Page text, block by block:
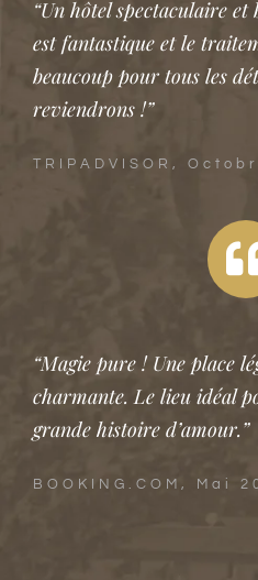
“Un hôtel spectaculaire
est fantastique et le
beaucoup pour tous les
reviendrons !”
TRIPADVISOR,
“Magie pure ! Une place
charmante. Le lieu idéal
grande histoire d’amour.”
BOOKING.COM, Mai